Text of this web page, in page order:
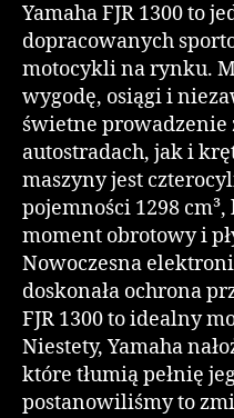
Yamaha FJR 1300 to
dopracowanych
motocykli na rynku.
wygodę, osiągi i
świetne prowadzenie
autostradach, jak i
maszyny jest
pojemności 1298
moment obrotowy i
Nowoczesna
doskonała ochrona
FJR 1300 to idealny
Niestety, Yamaha
które tłumią pełnię
postanowiliśmy to